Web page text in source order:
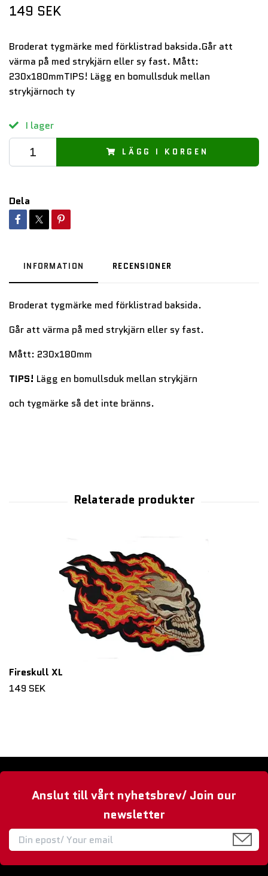
149 SEK
Broderat tygmärke med förklistrad baksida.Går att
värma på med strykjärn eller sy fast. Mått:
230x180mmTIPS! Lägg en bomullsduk mellan
strykjärnoch ty
I lager
LÄGG I KORGEN
Dela
INFORMATION RECENSIONER
Broderat tygmärke med förklistrad baksida.
Går att värma på med strykjärn eller sy fast.
Mått: 230x180mm
TIPS! Lägg en bomullsduk mellan strykjärn
och tygmärke så det inte bränns.
Fireskull XL
149 SEK
Anslut till vårt nyhetsbrev/ Join our
newsletter